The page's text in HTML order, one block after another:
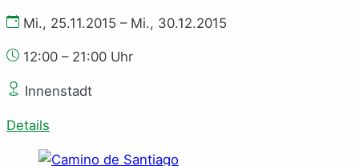
Mi., 25.11.2015 – Mi., 30.12.2015
12:00 – 21:00 Uhr
Innenstadt
Details